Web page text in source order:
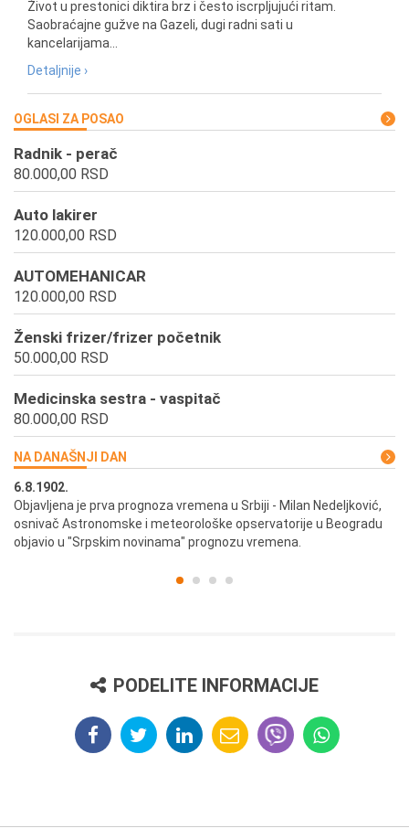
Život u prestonici diktira brz i često iscrpljujući ritam.
Saobraćajne gužve na Gazeli, dugi radni sati u
kancelarijama...
Detaljnije ›
OGLASI ZA POSAO
Radnik - perač
80.000,00 RSD
Auto lakirer
120.000,00 RSD
AUTOMEHANICAR
120.000,00 RSD
Ženski frizer/frizer početnik
50.000,00 RSD
Medicinska sestra - vaspitač
80.000,00 RSD
NA DANAŠNJI DAN
6.8.1902.
Objavljena je prva prognoza vremena u Srbiji - Milan Nedeljković,
osnivač Astronomske i meteorološke opservatorije u Beogradu
objavio u "Srpskim novinama" prognozu vremena.
PODELITE INFORMACIJE